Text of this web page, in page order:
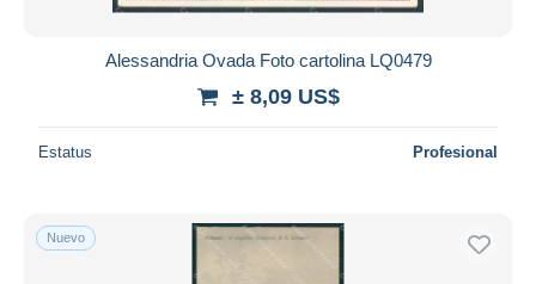
Alessandria Ovada Foto cartolina LQ0479
± 8,09 US$
Estatus Profesional
Nuevo